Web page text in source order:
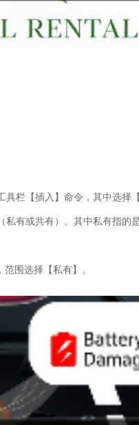
栏【插入】命令，其中选择【
有或共有）。其中私有指的
围选择【私有】。